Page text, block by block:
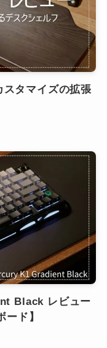
タマイズの拡張
Black レビュー
ード】